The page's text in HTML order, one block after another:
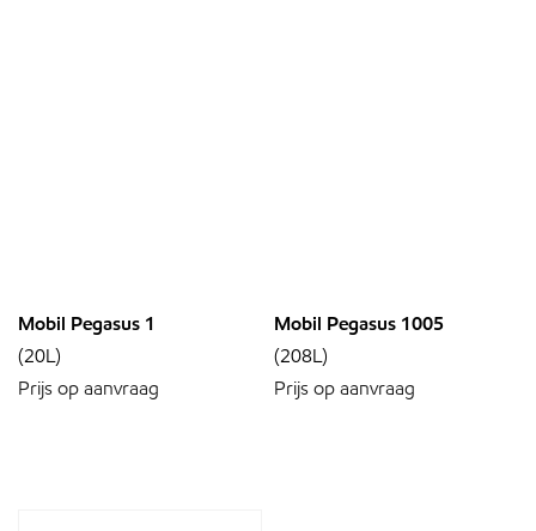
Mobil Pegasus 1
(20L)
Prijs op aanvraag
Mobil Pegasus 1005
(208L)
Prijs op aanvraag